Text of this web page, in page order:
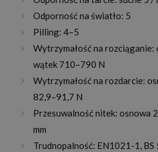
Odporność na światło: 5
Pilling: 4–5
Wytrzymałość na
wątek 710–790 N
Wytrzymałość na rozdarcie:
82,9–91,7 N
Przesuwalność nitek: osnowa
mm
Trudnopalność: EN1021-1, BS